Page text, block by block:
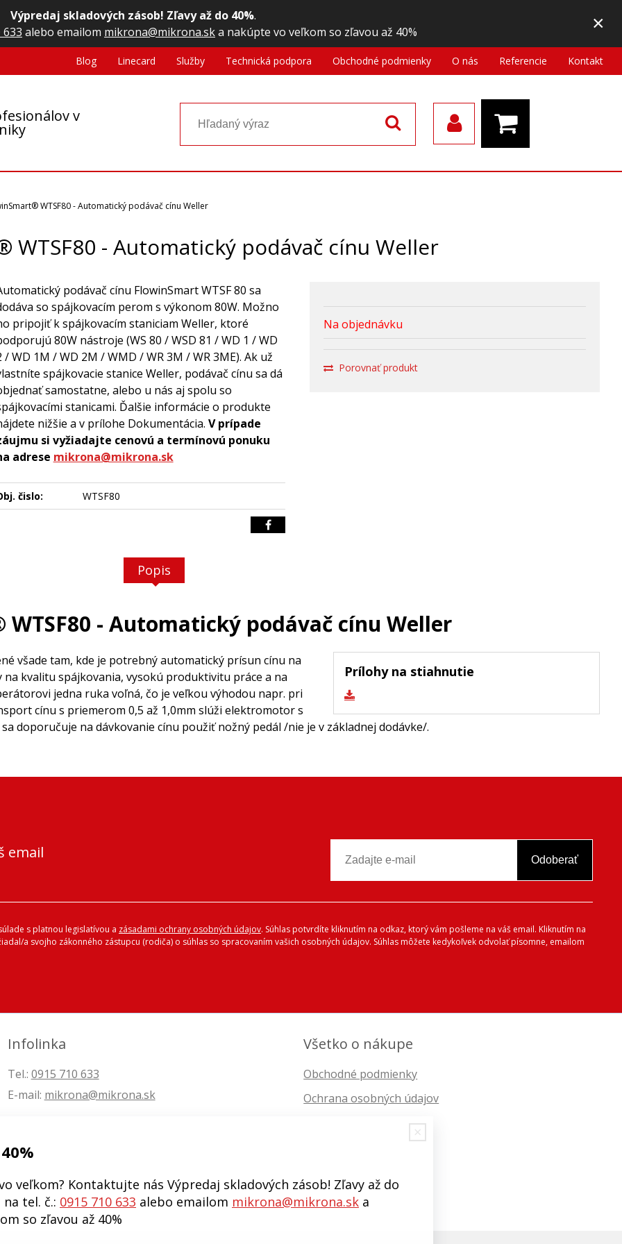
Výpredaj skladových zásob! Zľavy až do 40%.
633 alebo emailom mikrona@mikrona.ska nakúpte vo veľkom so zľavou až 40% ×
v
Blog Linecard Služby Technická podpora Obchodné podmienky O nás Referencie Kontakt
WTSF80 - Automatický podávač cínu Weller
WTSF80 - Automatický podávač cínu Weller
Na objednávku
Porovnať produkt
podávač cínu FlowinSmart WTSF 80 sa
so spájkovacím perom s výkonom 80W. Možno
pripojiť k spájkovacím staniciam Weller, ktoré
80W nástroje (WS 80 / WSD 81 / WD 1 / WD
/ WD 1M / WD 2M / WMD / WR 3M / WR 3ME). Ak už
spájkovacie stanice Weller, podávač cínu sa dá
samostatne, alebo u nás aj spolu so
stanicami. Ďalšie informácie o produkte
nižšie a v prílohe Dokumentácia. V prípade
si vyžiadajte cenovú a termínovú ponuku
adrese mikrona@mikrona.sk
čislo: WTSF80
Popis
- Automatický podávač cínu Weller
Prílohy na stiahnutie
všade tam, kde je potrebný automatický prísun cínu na
kvalitu spájkovania, vysokú produktivitu práce a na
jedna ruka voľná, čo je veľkou výhodou napr. pri
cínu s priemerom 0,5 až 1,0mm slúži elektromotor s
doporučuje na dávkovanie cínu použiť nožný pedál /nie je v základnej dodávke/.
email Odoberať
s platnou legislatívou a zásadami ochrany osobných údajov. Súhlas potvrdíte kliknutím na odkaz, ktorý vám pošleme na váš email. Kliknutím na
a svojho zákonného zástupcu (rodiča) o súhlas so spracovaním vašich osobných údajov. Súhlas môžete kedykoľvek odvolať písomne, emailom
Infolinka
Tel.: 0915 710 633
E-mail: mikrona@mikrona.sk
Všetko o nákupe
Obchodné podmienky
Ochrana osobných údajov
veľkom? Kontaktujte nás Výpredaj skladových zásob! Zľavy až do
tel. č.: 0915 710 633 alebo emailom mikrona@mikrona.sk a
so zľavou až 40%